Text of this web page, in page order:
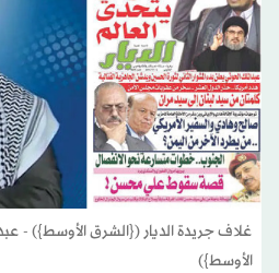
غلاف جريدة الديار ({الشرق الأوسط}) -
الأوسط})